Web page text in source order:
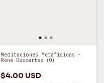
Meditaciones Metafísicas -
René Descartes (O)
$4.00 USD